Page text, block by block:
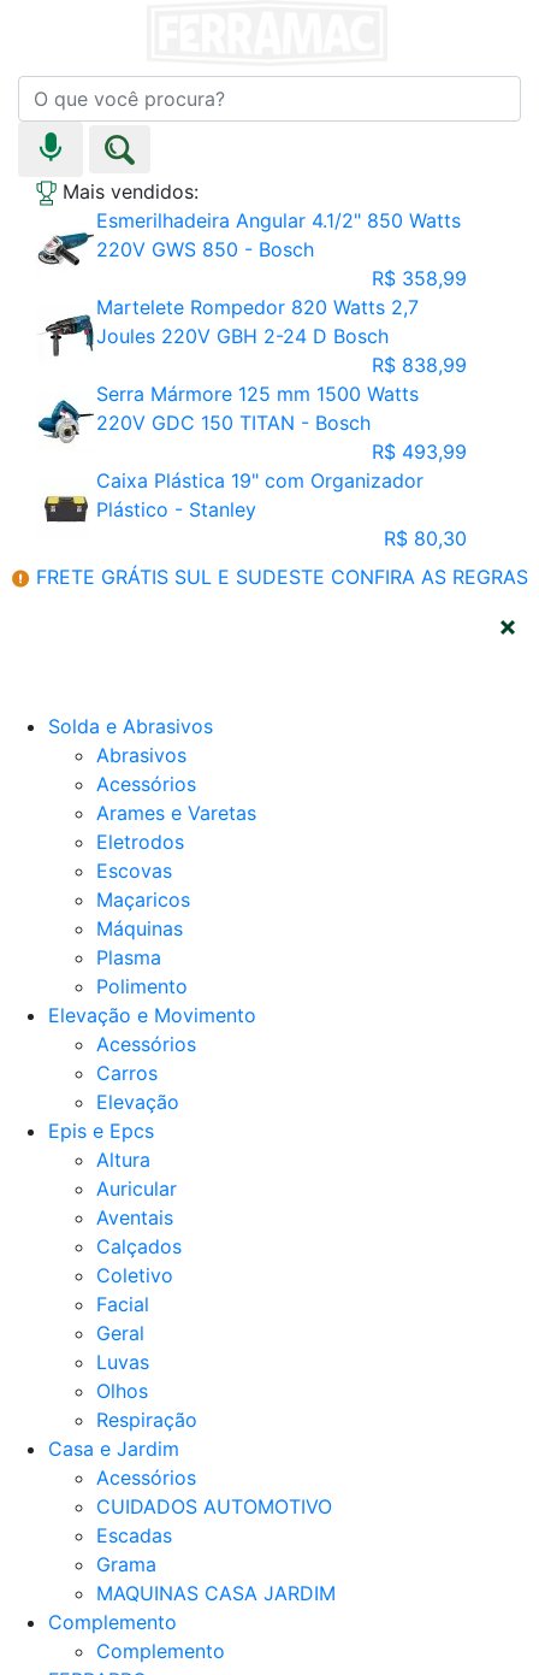
Mais vendidos:
Esmerilhadeira Angular 4.1/2" 850 Watts
220V GWS 850 - Bosch
R$ 358,99
Martelete Rompedor 820 Watts 2,7
Joules 220V GBH 2-24 D Bosch
R$ 838,99
Serra Mármore 125 mm 1500 Watts
220V GDC 150 TITAN - Bosch
R$ 493,99
Caixa Plástica 19" com Organizador
Plástico - Stanley
R$ 80,30
FRETE GRÁTIS SUL E SUDESTE CONFIRA AS REGRAS
Solda e Abrasivos
Abrasivos
Acessórios
Arames e Varetas
Eletrodos
Escovas
Maçaricos
Máquinas
Plasma
Polimento
Elevação e Movimento
Acessórios
Carros
Elevação
Epis e Epcs
Altura
Auricular
Aventais
Calçados
Coletivo
Facial
Geral
Luvas
Olhos
Respiração
Casa e Jardim
Acessórios
CUIDADOS AUTOMOTIVO
Escadas
Grama
MAQUINAS CASA JARDIM
Complemento
Complemento